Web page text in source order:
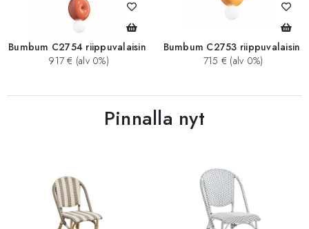
Bumbum C2754 riippuvalaisin
917 € (alv 0%)
Bumbum C2753 riippuvalaisin
715 € (alv 0%)
Pinnalla nyt